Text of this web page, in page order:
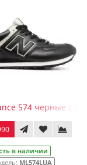
574 черные с
в наличии
ML574LUA